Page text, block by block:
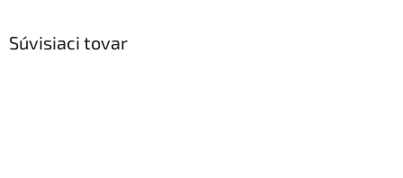
Súvisiaci tovar